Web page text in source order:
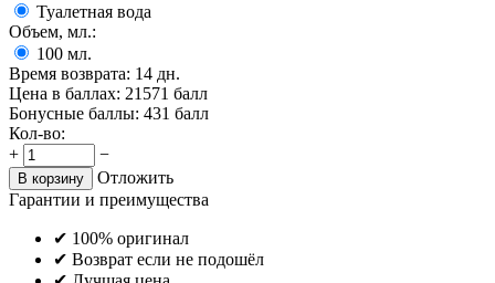
Туалетная вода
Объем, мл.:
100 мл.
Время возврата: 14 дн.
Цена в баллах: 21571 балл
Бонусные баллы: 431 балл
Кол-во:
+
−
В корзину
Отложить
Гарантии и преимущества
✔ 100% оригинал
✔ Возврат если не подошёл